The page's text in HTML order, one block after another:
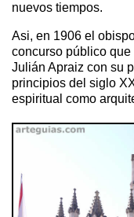
nuevos tiempos.
Asi, en 1906 el
concurso público
Julián Apraiz con su
principios del siglo
espiritual como